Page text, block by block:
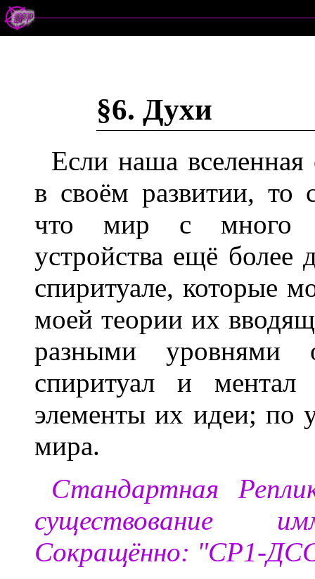
§6. Духи
Если наша
в своём развитии, то
что мир с много
устройства ещё более
спиритуале, которые
моей теории их
разными уровнями
спиритуал и
элементы их идеи; по
мира.
Стандартная
существование
Сокращённо: "СР1-